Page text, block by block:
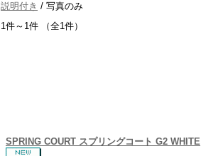
説明付き / 写真のみ
1件～1件 （全1件）
SPRING COURT スプリングコート G2 WHITE